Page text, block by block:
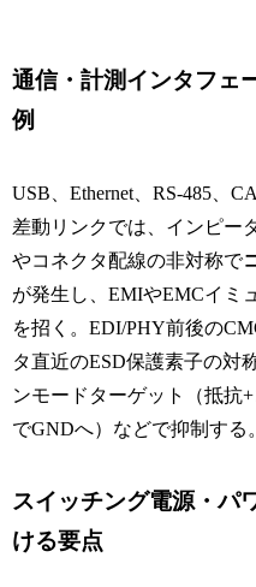
通信・計測インタフェ
例
USB、Ethernet、RS-485、
差動リンクでは、インピー
やコネクタ配線の非対称で
が発生し、EMIやEMCイミ
を招く。EDI/PHY前後の
タ直近のESD保護素子の対
ンモードターゲット（抵抗
でGNDへ）などで抑制する。
スイッチング電源・パ
ける要点